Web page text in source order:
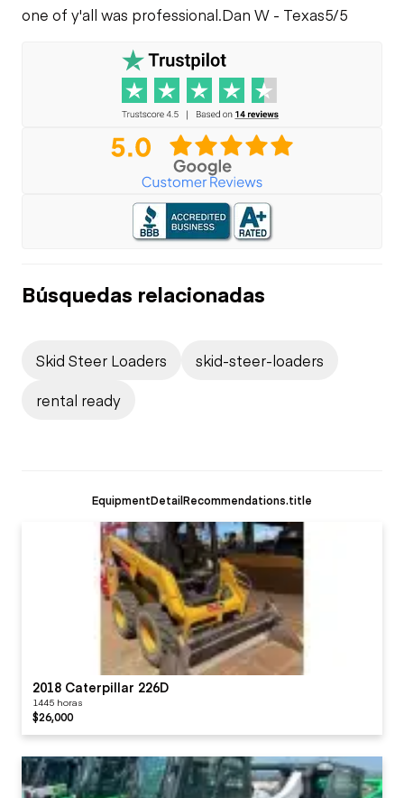
one of y'all was professional.Dan W - Texas5/5
Búsquedas relacionadas
Skid Steer Loaders
skid-steer-loaders
rental ready
EquipmentDetailRecommendations.title
2018 Caterpillar 226D
1445 horas
$26,000